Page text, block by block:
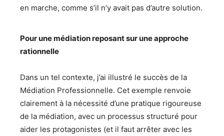
en marche, comme s’il n’y avait pas d’autre solution.
Pour une médiation reposant sur une approche
rationnelle
Dans un tel contexte, j’ai illustré le succès de la
Médiation Professionnelle. Cet exemple renvoie
clairement à la nécessité d’une pratique rigoureuse
de la médiation, avec un processus structuré pour
aider les protagonistes (et il faut arrêter avec les